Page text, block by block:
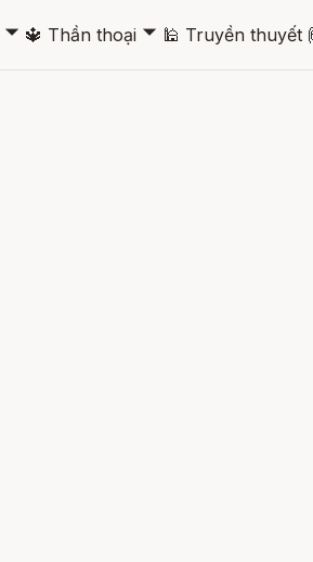
🞃 🔱 Thần thoại 🞃 🕌 Truyền thuyết